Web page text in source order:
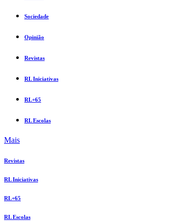
Sociedade
Opinião
Revistas
RL Iniciativas
RL+65
RL Escolas
Mais
Revistas
RL Iniciativas
RL+65
RL Escolas